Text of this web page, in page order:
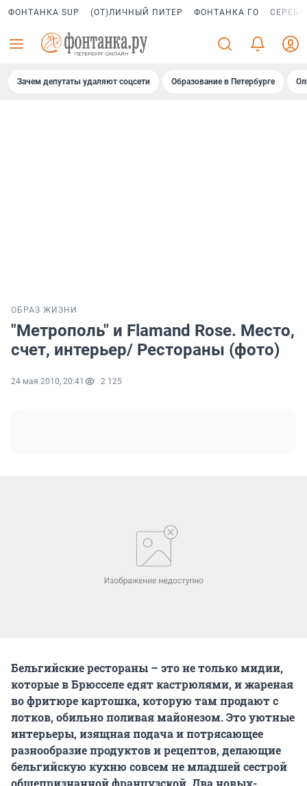
ФОНТАНКА SUP (ОТ)ЛИЧНЫЙ ПИТЕР ФОНТАНКА ГО
Зачем депутаты удаляют соцсети Образование в Петербурге
ОБРАЗ ЖИЗНИ
"Метрополь" и Flamand Rose. Место,
счет, интерьер/ Рестораны (фото)
24 мая 2010, 20:41 2 125
Бельгийские рестораны – это не только мидии,
которые в Брюсселе едят кастрюлями, и жареная
во фритюре картошка, которую там продают с
лотков, обильно поливая майонезом. Это уютные
интерьеры, изящная подача и потрясающее
разнообразие продуктов и рецептов, делающие
бельгийскую кухню совсем не младшей сестрой
общепризнанной французской. Два новых-